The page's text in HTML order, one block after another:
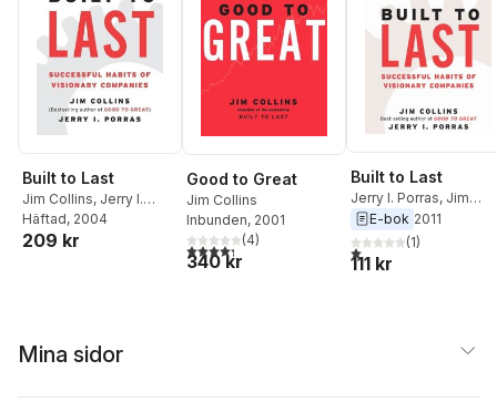
Built to Last
Jim Collins, Jerry I.
Porras
Häftad, 2004
209 kr
Good to Great
Jim Collins
Inbunden, 2001
4,3utav 5 stjärnor. Totalt antal röster:
(4)
340 kr
Built to Last
Jerry I. Porras, Jim
Collins
E-bok 2011
1,0utav 5 stjärnor.
(1)
111 kr
Mina sidor